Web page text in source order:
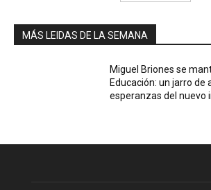
MÁS LEIDAS DE LA SEMANA
Miguel Briones se
Educación: un jarro de
esperanzas del nuevo